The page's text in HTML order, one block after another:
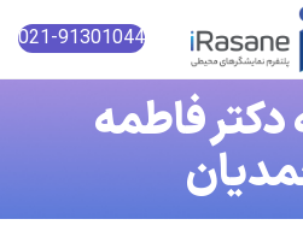
021-91301044
دکتر فاطمه